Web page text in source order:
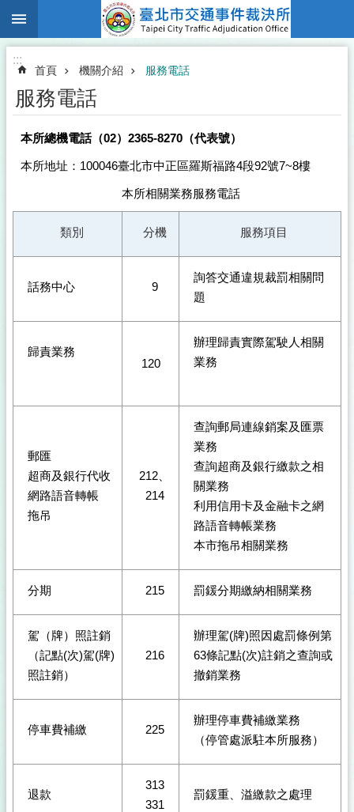
跳到主要內容區塊
:::
首頁 機關介紹 服務電話
服務電話
本所總機電話（02）2365-8270（代表號）
本所地址：100046臺北市中正區羅斯福路4段92號7~8樓
本所相關業務服務電話
類別 分機 服務項目
話務中心 9
詢答交通違規裁罰相關問
題
歸責業務
120
辦理歸責實際駕駛人相關
業務
郵匯
超商及銀行代收
網路語音轉帳
拖吊
212、
214
查詢郵局連線銷案及匯票
業務
查詢超商及銀行繳款之相
關業務
利用信用卡及金融卡之網
路語音轉帳業務
本市拖吊相關業務
分期 215 罰鍰分期繳納相關業務
駕（牌）照註銷
（記點(次)駕(牌)
照註銷）
216
辦理駕(牌)照因處罰條例第
63條記點(次)註銷之查詢或
撤銷業務
停車費補繳 225
辦理停車費補繳業務
（停管處派駐本所服務）
退款
313
331
罰鍰重、溢繳款之處理